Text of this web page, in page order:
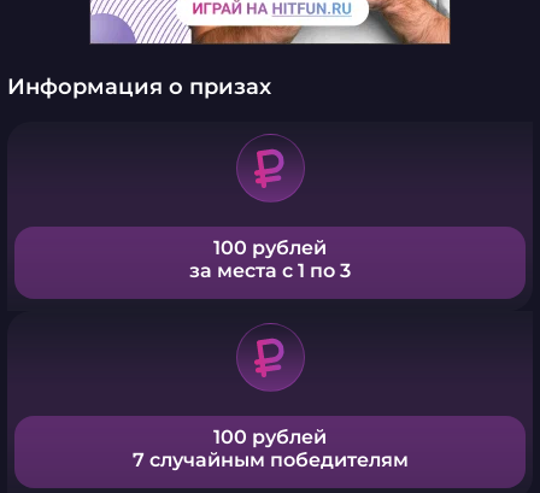
Информация о призах
100 рублей
за места с 1 по 3
100 рублей
7 случайным победителям